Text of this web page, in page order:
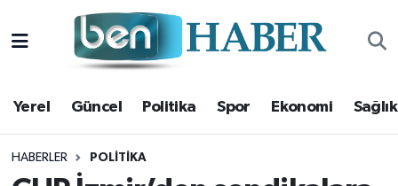
Yerel Güncel Politika Spor Ekonomi Sağlık
HABERLER POLITIKA
Yerel
Güncel
Politika
Hava Durumu
Trafik Durumu
Süper Lig Puan Durumu ve Fikstür